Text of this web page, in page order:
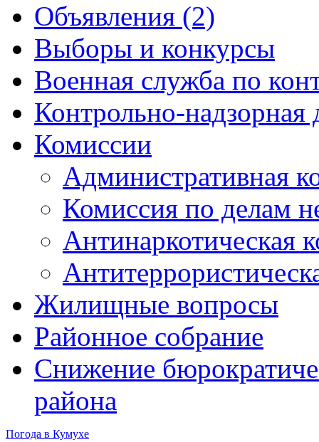
Объявления (2)
Выборы и конкурсы
Военная служба по
Контрольно-надзорная
Комиссии
Административная
Комиссия по делам
Антинаркотическая
Жилищные вопросы
Районное собрание
Снижение
района
Погода в Кумухе